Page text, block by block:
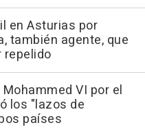
en Asturias por
también agente, que
VI por el
los "lazos de
países